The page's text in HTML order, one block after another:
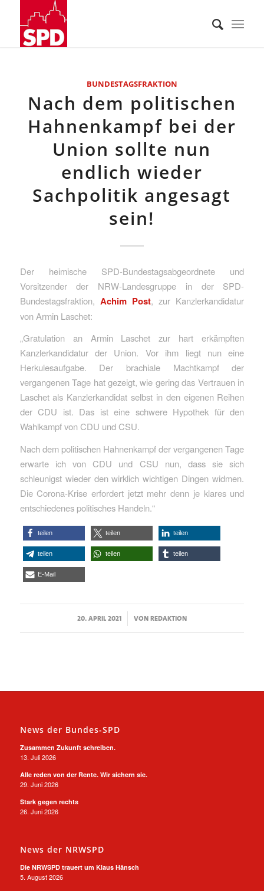
BUNDESTAGSFRAKTION
Nach dem politischen
Hahnenkampf bei der
Union sollte nun
endlich wieder
Sachpolitik angesagt
sein!
Der heimische SPD-Bundestagsabgeordnete und
Vorsitzender der NRW-Landesgruppe in der SPD-
Bundestagsfraktion, Achim Post, zur Kanzlerkandidatur
von Armin Laschet:
„Gratulation an Armin Laschet zur hart erkämpften
Kanzlerkandidatur der Union. Vor ihm liegt nun eine
Herkulesaufgabe. Der brachiale Machtkampf der
vergangenen Tage hat gezeigt, wie gering das Vertrauen in
Laschet als Kanzlerkandidat selbst in den eigenen Reihen
der CDU ist. Das ist eine schwere Hypothek für den
Wahlkampf von CDU und CSU.
Nach dem politischen Hahnenkampf der vergangenen Tage
erwarte ich von CDU und CSU nun, dass sie sich
schleunigst wieder den wirklich wichtigen Dingen widmen.
Die Corona-Krise erfordert jetzt mehr denn je klares und
entschiedenes politisches Handeln.“
teilen teilen teilen
teilen teilen teilen
E-Mail
20. APRIL 2021
/ VONREDAKTION
News der Bundes-SPD
Zusammen Zukunft schreiben.
13. Juli 2026
Alle reden von der Rente. Wir sichern sie.
29. Juni 2026
Stark gegen rechts
26. Juni 2026
News der NRWSPD
Die NRWSPD trauert um Klaus Hänsch
5. August 2026